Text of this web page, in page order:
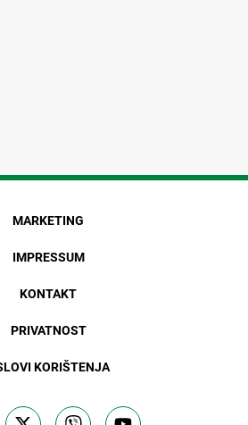
MARKETING
IMPRESSUM
KONTAKT
PRIVATNOST
KORIŠTENJA